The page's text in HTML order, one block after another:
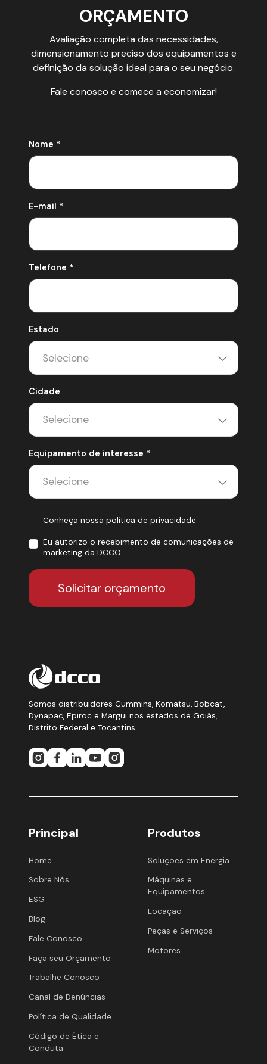
ORÇAMENTO
Avaliação completa das necessidades,
dimensionamento preciso dos equipamentos e
definição da solução ideal para o seu negócio.
Fale conosco e comece a economizar!
Nome *
E-mail *
Telefone *
Estado
Cidade
Equipamento de interesse *
Conheça nossa política de privacidade
Eu autorizo o recebimento de comunicações de
marketing da DCCO
Solicitar orçamento
Somos distribuidores Cummins, Komatsu, Bobcat,
Dynapac, Epiroc e Margui nos estados de Goiás,
Distrito Federal e Tocantins.
Principal
Home
Sobre Nós
ESG
Blog
Fale Conosco
Faça seu Orçamento
Trabalhe Conosco
Canal de Denúncias
Política de Qualidade
Código de Ética e
Conduta
Produtos
Soluções em Energia
Máquinas e
Equipamentos
Locação
Peças e Serviços
Motores